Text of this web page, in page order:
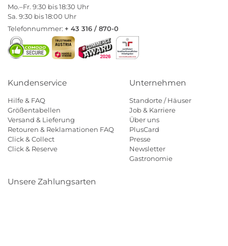
Mo.–Fr. 9:30 bis 18:30 Uhr
Sa. 9:30 bis 18:00 Uhr
Telefonnummer: + 43 316 / 870-0
Kundenservice
Hilfe & FAQ
Größentabellen
Versand & Lieferung
Retouren & Reklamationen FAQ
Click & Collect
Click & Reserve
Unternehmen
Standorte / Häuser
Job & Karriere
Über uns
PlusCard
Presse
Newsletter
Gastronomie
Unsere Zahlungsarten